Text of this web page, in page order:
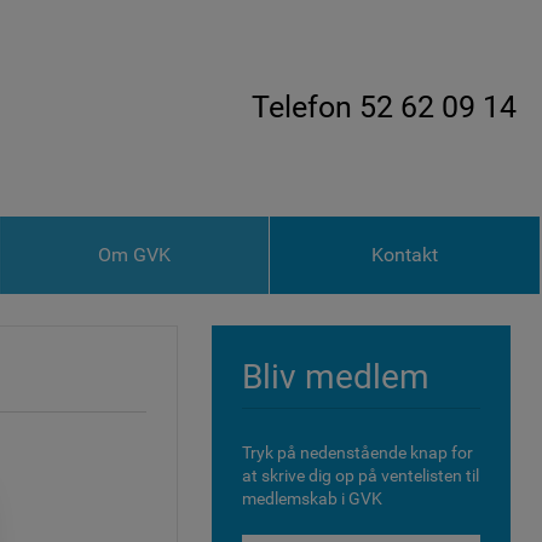
Telefon 52 62 09 14
Om GVK Kontakt
Bliv medlem
Tryk på nedenstående knap for
at skrive dig op på ventelisten til
medlemskab i GVK